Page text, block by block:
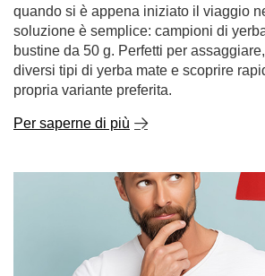
quando si è appena iniziato il viaggio
soluzione è semplice: campioni di
bustine da 50 g. Perfetti per
diversi tipi di yerba mate e scoprire
propria variante preferita.
Per saperne di più